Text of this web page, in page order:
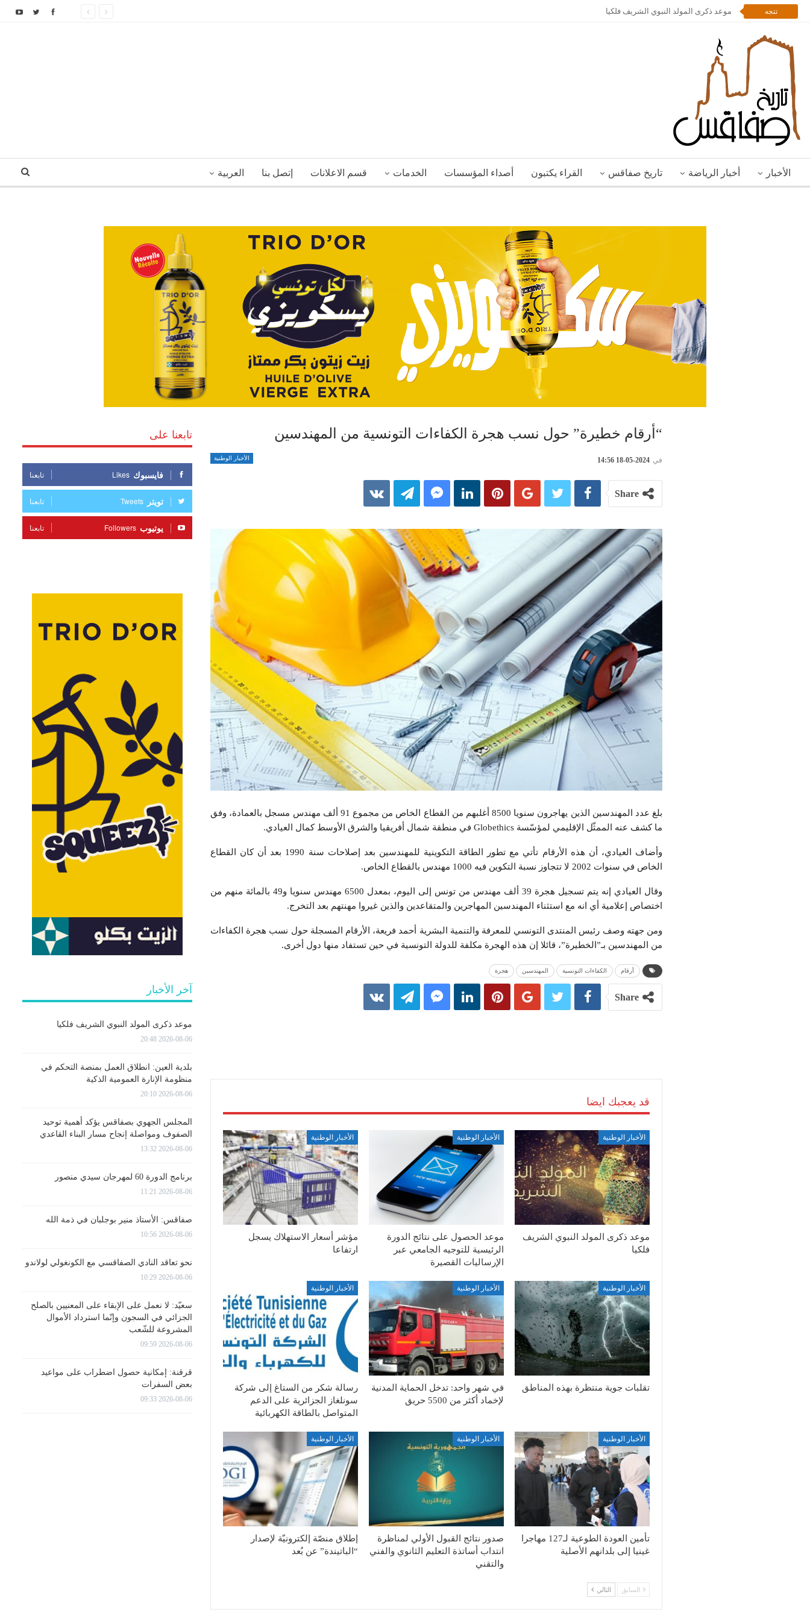
تتجه موعد ذكرى المولد النبوي الشريف فلكيا
الأخبار أخبار الرياضة تاريخ صفاقس القراء يكتبون أصداء المؤسسات الخدمات قسم الاعلانات إتصل بنا العربية
“أرقام خطيرة” حول نسب هجرة الكفاءات التونسية من المهندسين
الأخبار الوطنية في 2024-05-18 14:56
Share
بلغ عدد المهندسين الذين يهاجرون سنويا 8500 أغلبهم من القطاع الخاص من مجموع 91 ألف مهندس مسجل بالعمادة، وفق
ما كشف عنه الممثّل الإقليمي لمؤسّسة Globethics في منطقة شمال أفريقيا والشرق الأوسط كمال العيادي.
وأضاف العيادي، أن هذه الأرقام تأتي مع تطور الطاقة التكوينية للمهندسين بعد إصلاحات سنة 1990 بعد أن كان القطاع
الخاص في سنوات 2002 لا تتجاوز نسبة التكوين فيه 1000 مهندس بالقطاع الخاص.
وقال العيادي إنه يتم تسجيل هجرة 39 ألف مهندس من تونس إلى اليوم، بمعدل 6500 مهندس سنويا و49 بالمائة منهم من
اختصاص إعلامية أي انه مع استثناء المهندسين المهاجرين والمتقاعدين والذين غيروا مهنتهم بعد التخرج.
ومن جهته وصف رئيس المنتدى التونسي للمعرفة والتنمية البشرية أحمد فريعة، الأرقام المسجلة حول نسب هجرة الكفاءات
من المهندسين بـ”الخطيرة”، قائلا إن هذه الهجرة مكلفة للدولة التونسية في حين تستفاد منها دول أخرى.
أرقام الكفاءات التونسية المهندسين هجرة
Share
قد يعجبك ايضا
الأخبار الوطنية
موعد ذكرى المولد النبوي الشريف
فلكيا
الأخبار الوطنية
موعد الحصول على نتائج الدورة
الرئيسية للتوجيه الجامعي عبر
الإرساليات القصيرة
الأخبار الوطنية
مؤشر أسعار الاستهلاك يسجل
ارتفاعا
الأخبار الوطنية
تقلبات جوية منتظرة بهذه المناطق
الأخبار الوطنية
في شهر واحد: تدخل الحماية المدنية
لإخماد أكثر من 5500 حريق
الأخبار الوطنية
رسالة شكر من الستاغ إلى شركة
سونلغاز الجزائرية على الدعم
المتواصل بالطاقة الكهربائية
الأخبار الوطنية
تأمين العودة الطوعية لـ127 مهاجرا
غينيا إلى بلدانهم الأصلية
الأخبار الوطنية
صدور نتائج القبول الأولي لمناظرة
انتداب أساتذة التعليم الثانوي والفني
والتقني
الأخبار الوطنية
إطلاق منصّة إلكترونيّة لإصدار
“الباتيندة” عن بُعد
السابق التالي
تابعنا على
فايسبوك Likes تابعنا
تويتر Tweets تابعنا
يوتيوب Followers تابعنا
آخر الأخبار
موعد ذكرى المولد النبوي الشريف فلكيا
2026-08-06 20:48
بلدية العين: انطلاق العمل بمنصة التحكم في
منظومة الإنارة العمومية الذكية
2026-08-06 20:10
المجلس الجهوي بصفاقس يؤكد أهمية توحيد
الصفوف ومواصلة إنجاح مسار البناء القاعدي
2026-08-06 13:32
برنامج الدورة 60 لمهرجان سيدي منصور
2026-08-06 11:21
صفاقس: الأستاذ منير بوجلبان في ذمة الله
2026-08-06 10:56
نحو تعاقد النادي الصفاقسي مع الكونغولي لولاندو
2026-08-06 10:29
سعيّد: لا نعمل على الإبقاء على المعنيين بالصلح
الجزائي في السجون وإنّما استرداد الأموال
المشروعة للشّعب
2026-08-06 09:59
قرقنة: إمكانية حصول اضطراب على مواعيد
بعض السفرات
2026-08-06 09:33